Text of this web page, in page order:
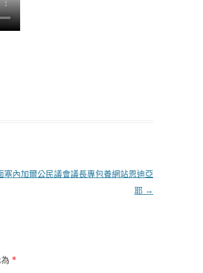
塞內加爾公民議會議長專包養網站恩迪亞
耶 →
*